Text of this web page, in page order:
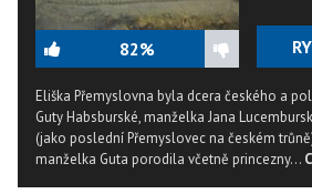
82%
Eliška Přemyslovna byla dcera českého a
Guty Habsburské, manželka Jana
(jako poslední Přemyslovec na českém
manželka Guta porodila včetně princezny...